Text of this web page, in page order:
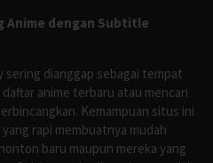
dengan Subtitle
sering dianggap sebagai tempat
anime terbaru atau mencari
Kemampuan situs ini
rapi membuatnya mudah
baru maupun mereka yang